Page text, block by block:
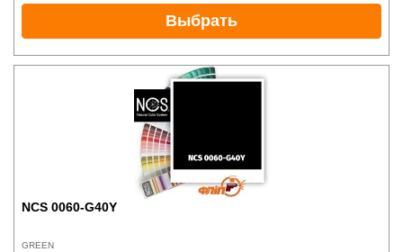
Выбрать
NCS 0060-G40Y
GREEN